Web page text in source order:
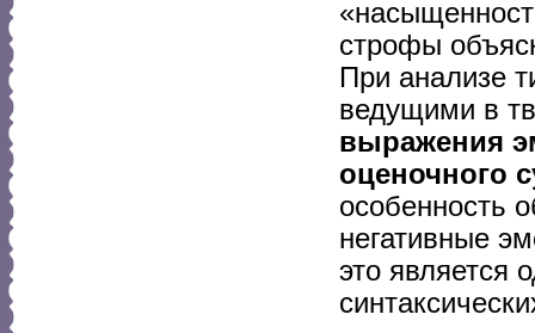
строфы
При анализе
ведущими в
выражения
оценочного
особенность
негативные
это является